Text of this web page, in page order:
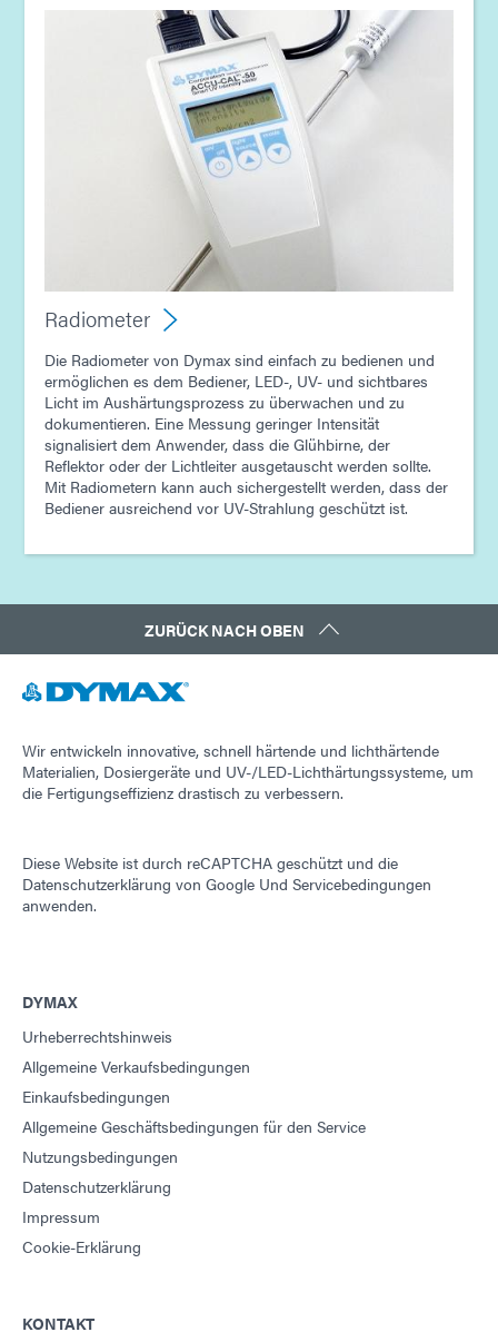
Radiometer
Die Radiometer von Dymax sind einfach zu bedienen und
ermöglichen es dem Bediener, LED-, UV- und sichtbares
Licht im Aushärtungsprozess zu überwachen und zu
dokumentieren. Eine Messung geringer Intensität
signalisiert dem Anwender, dass die Glühbirne, der
Reflektor oder der Lichtleiter ausgetauscht werden sollte.
Mit Radiometern kann auch sichergestellt werden, dass der
Bediener ausreichend vor UV-Strahlung geschützt ist.
ZURÜCK NACH OBEN
Wir entwickeln innovative, schnell härtende und lichthärtende
Materialien, Dosiergeräte und UV-/LED-Lichthärtungssysteme, um
die Fertigungseffizienz drastisch zu verbessern.
Diese Website ist durch reCAPTCHA geschützt und die
Datenschutzerklärung von Google Und Servicebedingungen
anwenden.
DYMAX
Urheberrechtshinweis
Allgemeine Verkaufsbedingungen
Einkaufsbedingungen
Allgemeine Geschäftsbedingungen für den Service
Nutzungsbedingungen
Datenschutzerklärung
Impressum
Cookie-Erklärung
KONTAKT